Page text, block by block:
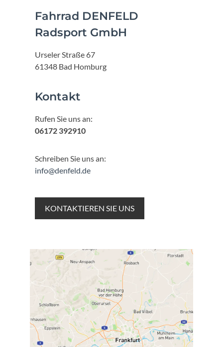
Fahrrad DENFELD
Radsport GmbH
Urseler Straße 67
61348 Bad Homburg
Kontakt
Rufen Sie uns an:
06172 392910
Schreiben Sie uns an:
info@denfeld.de
KONTAKTIEREN SIE UNS